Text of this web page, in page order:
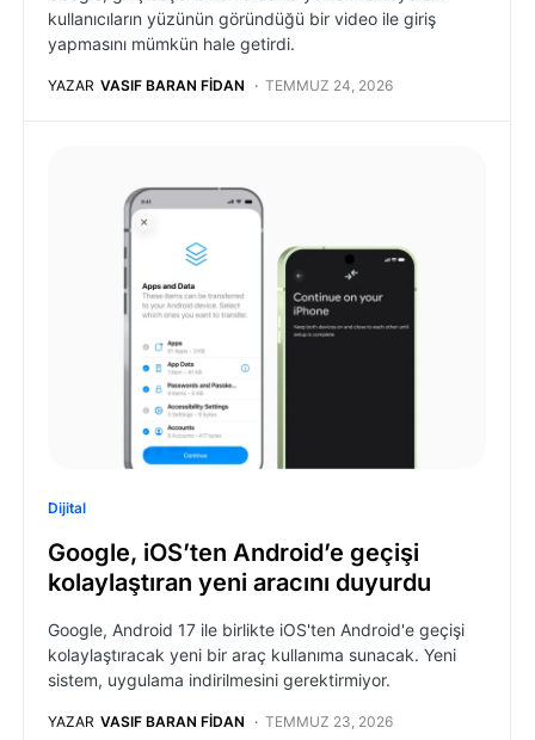
kullanıcıların yüzünün göründüğü bir video ile giriş
yapmasını mümkün hale getirdi.
YAZAR VASIF BARAN FIDAN TEMMUZ 24, 2026
Dijital
Google, iOS’ten Android’e geçişi
kolaylaştıran yeni aracını duyurdu
Google, Android 17 ile birlikte iOS'ten Android'e geçişi
kolaylaştıracak yeni bir araç kullanıma sunacak. Yeni
sistem, uygulama indirilmesini gerektirmiyor.
YAZAR VASIF BARAN FIDAN TEMMUZ 23, 2026